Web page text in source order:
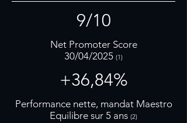
9/10
Net Promoter Score
30/04/2025 (1)
+36,84%
Performance nette, mandat Maestro
Equilibre sur 5 ans (2)